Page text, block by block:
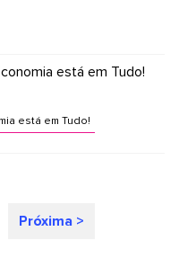
está em Tudo!
está em Tudo!
Próxima >